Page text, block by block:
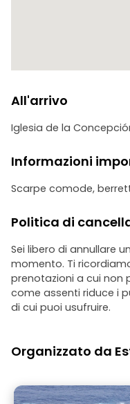
All'arrivo
Iglesia de la
Informazioni
Scarpe comode,
Politica di
Sei libero di annullare
momento. Ti
prenotazioni a cui non
come assenti riduce i
di cui puoi usufruire.
Organizzato da